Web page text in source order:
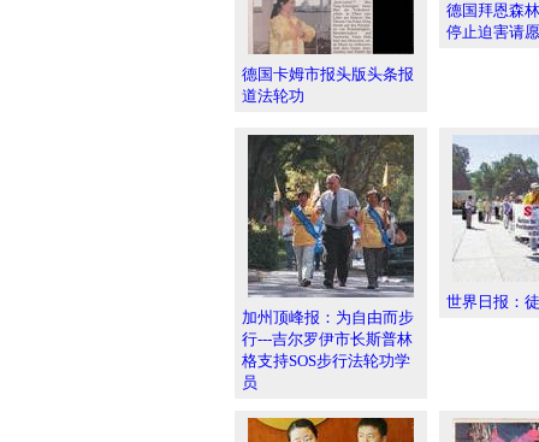
德国卡姆市报头版头条报
道法轮功
德国拜恩森
停止迫害请愿
加州顶峰报：为自由而步
行---吉尔罗伊市长斯普林
格支持SOS步行法轮功学
员
世界日报：